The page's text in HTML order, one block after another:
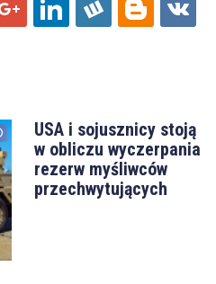
USA i sojusznicy stoją
w obliczu wyczerpania
rezerw myśliwców
przechwytujących